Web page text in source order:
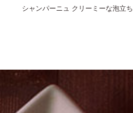
シャンパーニュ クリーミーな泡立ち